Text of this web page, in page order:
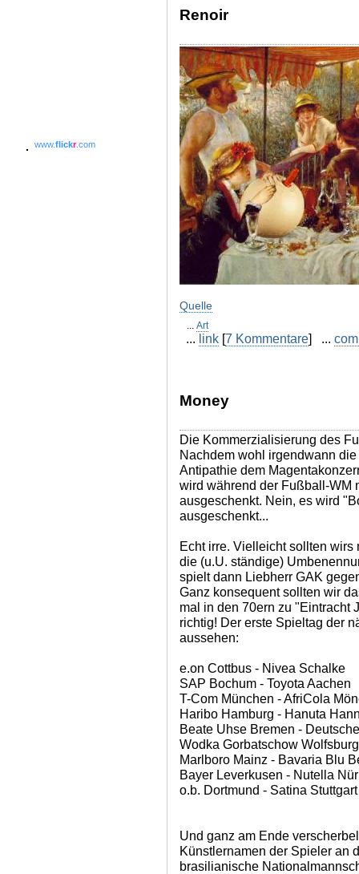
www.flickr.com
Renoir
Quelle
... Art
... link [7 Kommentare] ...
Money
Die Kommerzialisierung des
Nachdem wohl irgendwann die
Antipathie dem
wird während der Fußball-WM
ausgeschenkt. Nein, es wird
ausgeschenkt...
Echt irre. Vielleicht sollten wirs
die (u.U. ständige)
spielt dann Liebherr GAK
Ganz konsequent sollten wir
mal in den 70ern zu "Eintracht
richtig! Der erste Spieltag der
aussehen:
e.on Cottbus - Nivea Schalke
SAP Bochum - Toyota Aachen
T-Com München - AfriCola
Haribo Hamburg - Hanuta
Beate Uhse Bremen -
Wodka Gorbatschow
Marlboro Mainz - Bavaria Blu
Bayer Leverkusen - Nutella
o.b. Dortmund - Satina Stuttgart
Und ganz am Ende
Künstlernamen der Spieler an
brasilianische